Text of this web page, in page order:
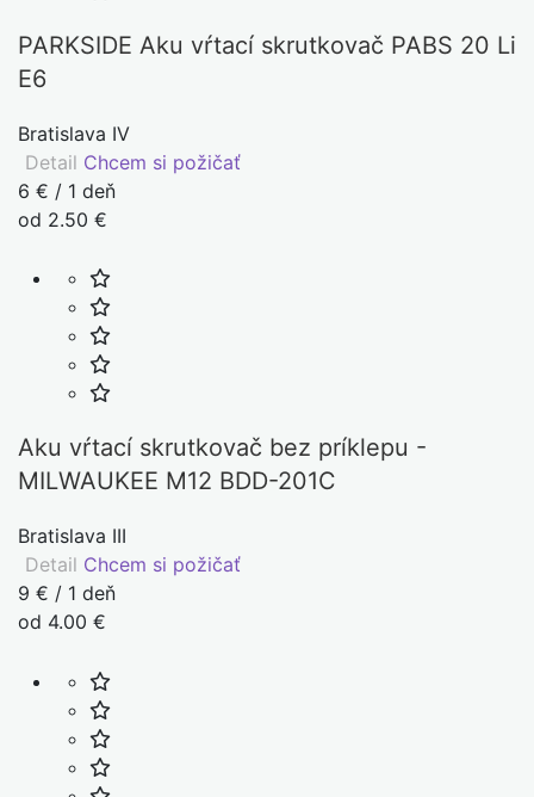
PARKSIDE Aku vŕtací skrutkovač PABS 20 Li
E6
Bratislava IV
Detail Chcem si požičať
6 € / 1 deň
od 2.50 €
Aku vŕtací skrutkovač bez príklepu -
MILWAUKEE M12 BDD-201C
Bratislava III
Detail Chcem si požičať
9 € / 1 deň
od 4.00 €